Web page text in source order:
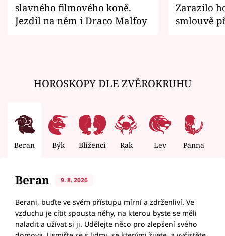
slavného filmového koně.
Jezdil na něm i Draco Malfoy
Zarazilo
smlouvě
HOROSKOPY DLE ZVĚROKRUHU
Beran Býk Blíženci Rak Lev Panna
Beran 9. 8. 2026
Berani, buďte ve svém přístupu mírní a zdrženliví. Ve
vzduchu je cítit spousta něhy, na kterou byste se měli
naladit a užívat si ji. Udělejte něco pro zlepšení svého